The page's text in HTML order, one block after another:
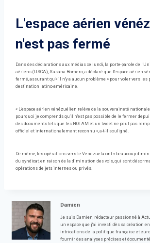
L'espace aérien
n'est pas fermé
Dans des déclarations aux médias ce lundi, la porte-parole de
aériens (USCA), Susana Romero, a déclaré que l'espace aérien
fermé, assurant qu'« il n'y a aucun problème » pour voler vers les
destination latino-américaine.
« L'espace aérien vénézuélien relève de la souveraineté
pourquoi je comprends qu'il n'est pas possible de le fermer
des documents tels que les NOTAM et un tweet ne peut pas
officiel et internationalement reconnu », a-t-il souligné.
De même, les opérations vers le Venezuela ont « beaucoup
du syndicat, en raison de la diminution des vols, qui sont
opérations de jets internes ou privés.
Damien
Je suis Damien, rédacteur passionné à
un espace que j'ai investi dès sa création
intrications de la politique française et
fournir des analyses précises et